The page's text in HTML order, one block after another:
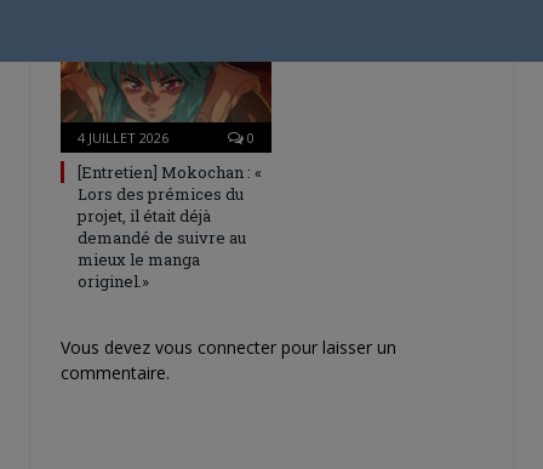
4 JUILLET 2026 0
[Entretien] Mokochan : «
Lors des prémices du
projet, il était déjà
demandé de suivre au
mieux le manga
originel.»
Vous devez vous connecter pour laisser un
commentaire.